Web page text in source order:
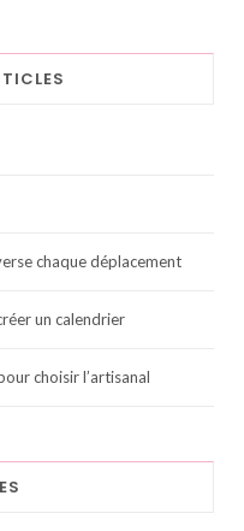
chaque déplacement
un calendrier
choisir l’artisanal